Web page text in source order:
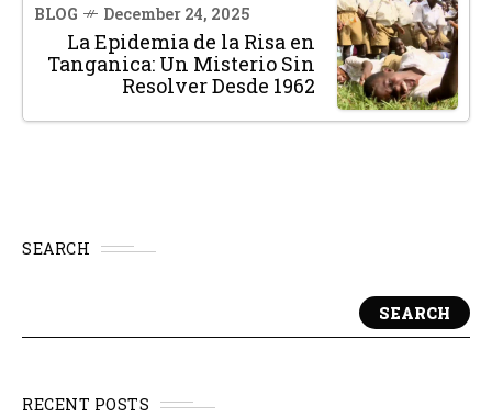
BLOG December 24, 2025
La Epidemia de la Risa en
Tanganica: Un Misterio Sin
Resolver Desde 1962
SEARCH
SEARCH
RECENT POSTS